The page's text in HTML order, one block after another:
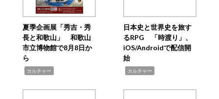
夏季企画展「秀吉・秀
長と和歌山」 和歌山
市立博物館で8月8日か
ら
カルチャー
日本史と世界史を旅す
るRPG 「時渡り」、
iOS/Androidで配信開
始
カルチャー